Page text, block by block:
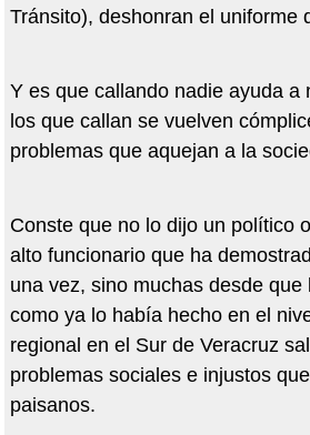
Tránsito), deshonran el uniforme
Y es que callando nadie ayuda a
los que callan se vuelven
problemas que aquejan a la
Conste que no lo dijo un político
alto funcionario que ha
una vez, sino muchas desde que
como ya lo había hecho en el
regional en el Sur de Veracruz
problemas sociales e injustos
paisanos.